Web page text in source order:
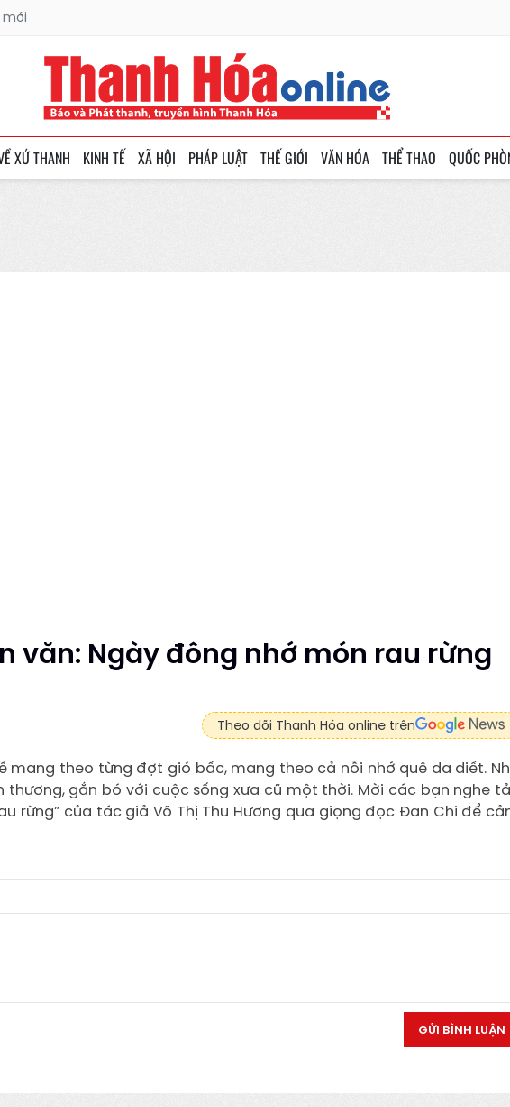
mới
XỨ THANH KINH TẾ XÃ HỘI PHÁP LUẬT THẾ GIỚI VĂN HÓA THỂ THAO QUỐC
văn: Ngày đông nhớ món rau rừng
Theo dõi Thanh Hóa online trên
mang theo từng đợt gió bấc, mang theo cả nỗi nhớ quê da diết.
thương, gắn bó với cuộc sống xưa cũ một thời. Mời các bạn nghe
rừng” của tác giả Võ Thị Thu Hương qua giọng đọc Đan Chi để
GỬI BÌNH LUẬN